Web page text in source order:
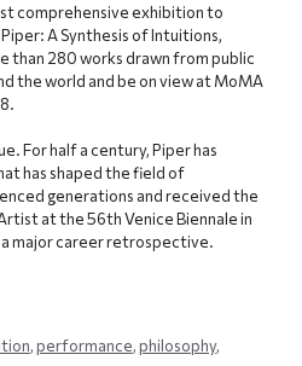
comprehensive exhibition to
A Synthesis of Intuitions,
than 280 works drawn from public
the world and be on view at MoMA
For half a century, Piper has
has shaped the field of
generations and received the
at the 56th Venice Biennale in
major career retrospective.
,performance,philosophy,